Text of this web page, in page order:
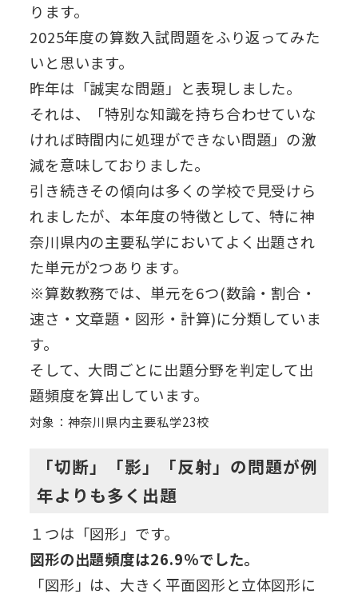
ります。
2025年度の算数入試問題をふり返ってみた
いと思います。
昨年は「誠実な問題」と表現しました。
それは、「特別な知識を持ち合わせていな
ければ時間内に処理ができない問題」の激
減を意味しておりました。
引き続きその傾向は多くの学校で見受けら
れましたが、本年度の特徴として、特に神
奈川県内の主要私学においてよく出題され
た単元が2つあります。
※算数教務では、単元を6つ(数論・割合・
速さ・文章題・図形・計算)に分類していま
す。
そして、大問ごとに出題分野を判定して出
題頻度を算出しています。
対象：神奈川県内主要私学23校
「切断」「影」「反射」の問題が例
年よりも多く出題
１つは「図形」です。
図形の出題頻度は26.9％でした。
「図形」は、大きく平面図形と立体図形に